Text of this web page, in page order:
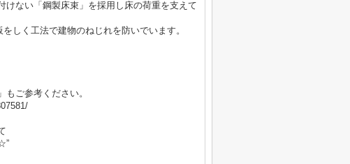
けない「鋼製床束」を採用し床の荷重を支えて
しく工法で建物のねじれを防いでいます。
もご参考ください。